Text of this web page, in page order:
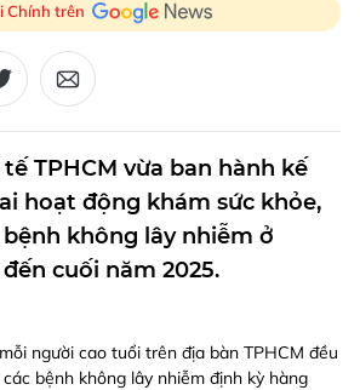
Chính trên
tế TPHCM vừa ban hành kế
hoạt động khám sức khỏe,
không lây nhiễm ở
cuối năm 2025.
người cao tuổi trên địa bàn TPHCM đều
bệnh không lây nhiễm định kỳ hàng